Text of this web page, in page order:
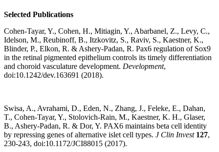
Selected Publications
Cohen-Tayar, Y., Cohen, H., Mitiagin, Y., Abarbanel, Z., Levy, C.,
Idelson, M., Reubinoff, B., Itzkovitz, S., Raviv, S., Kaestner, K.,
Blinder, P., Elkon, R. & Ashery-Padan, R. Pax6 regulation of Sox9
in the retinal pigmented epithelium controls its timely differentiation
and choroid vasculature development. Development,
doi:10.1242/dev.163691 (2018).
Swisa, A., Avrahami, D., Eden, N., Zhang, J., Feleke, E., Dahan,
T., Cohen-Tayar, Y., Stolovich-Rain, M., Kaestner, K. H., Glaser,
B., Ashery-Padan, R. & Dor, Y. PAX6 maintains beta cell identity
by repressing genes of alternative islet cell types. J Clin Invest 127,
230-243, doi:10.1172/JCI88015 (2017).